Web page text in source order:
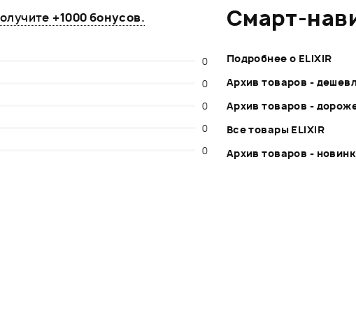
+1000 бонусов.
0
0
0
0
0
Смарт-
Подробнее о ELIXIR
Архив товаров -
Архив товаров -
Все товары ELIXIR
Архив товаров -